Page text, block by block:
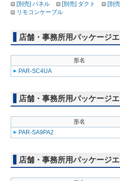
[別売] パネル
[別売] ダクト [別
リモコンケーブル
店舗・事務所用パッケージ
形名
PAR-SC4UA
店舗・事務所用パッケージ
形名
PAR-SA9PA2
店舗・事務所用パッケージ